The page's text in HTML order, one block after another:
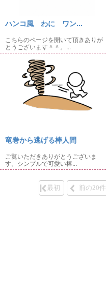
ハンコ風 わに ワン...
こちらのページを開いて頂きありが
とうございます＾＾。...
竜巻から逃げる棒人間
ご覧いただきありがとうございま
す。シンプルで可愛い棒...
最初 前の20件